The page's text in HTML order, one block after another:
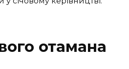
отамана